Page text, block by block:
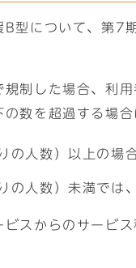
型について、第7
制した場合、利
数を超過する場
人数）以上の場
人数）未満では
スからのサービス